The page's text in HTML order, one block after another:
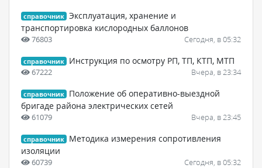
справочник Эксплуатация, хранение и
транспортировка кислородных баллонов
76803 Сегодня, в 05:32
справочник Инструкция по осмотру РП, ТП, КТП, МТП
67222 Вчера, в 23:34
справочник
Положение об оперативно-выездной
бригаде района электрических сетей
61079 Вчера, в 23:45
справочник
Методика измерения сопротивления
изоляции
60739 Сегодня, в 05:32